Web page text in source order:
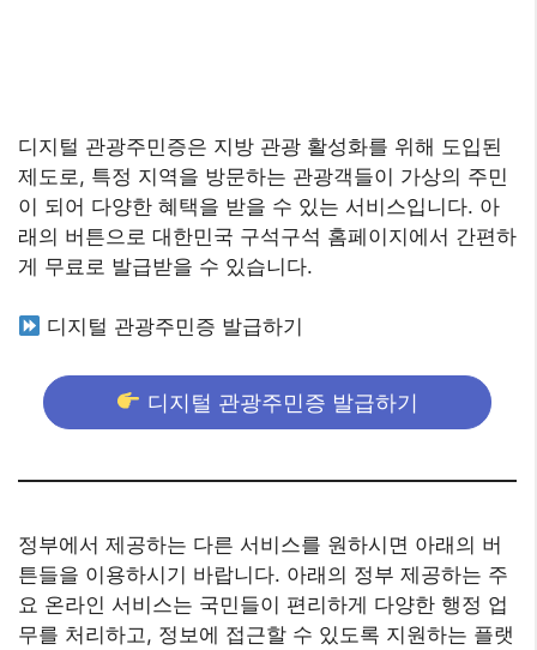
디지털 관광주민증은 지방 관광 활성화를 위해 도입된
제도로, 특정 지역을 방문하는 관광객들이 가상의 주민
이 되어 다양한 혜택을 받을 수 있는 서비스입니다. 아
래의 버튼으로 대한민국 구석구석 홈페이지에서 간편하
게 무료로 발급받을 수 있습니다.
디지털 관광주민증 발급하기
디지털 관광주민증 발급하기
정부에서 제공하는 다른 서비스를 원하시면 아래의 버
튼들을 이용하시기 바랍니다. 아래의 정부 제공하는 주
요 온라인 서비스는 국민들이 편리하게 다양한 행정 업
무를 처리하고, 정보에 접근할 수 있도록 지원하는 플랫